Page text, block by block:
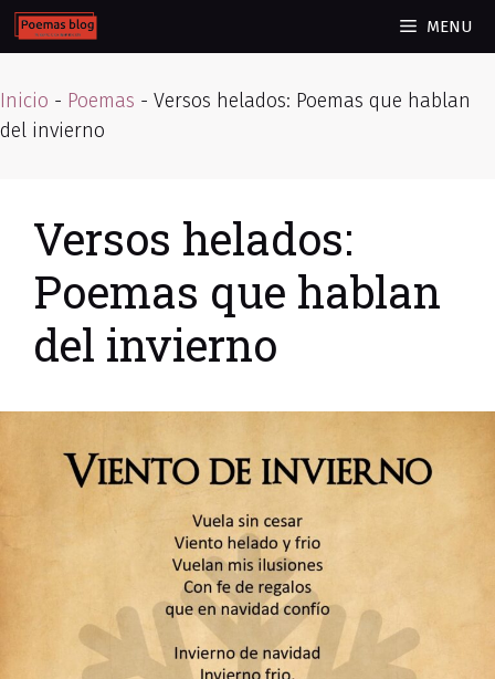
Skip
to
MENU
Inicio - Poemas - Versos helados: Poemas que hablan
del invierno
Versos helados:
Poemas que hablan
del invierno